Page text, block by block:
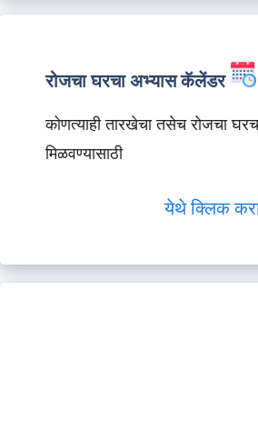
रोजचा घरचा अभ्यास कॅलेंडर
कोणत्याही तारखेचा तसेच रोजचा
मिळवण्यासाठी
येथे क्लिक